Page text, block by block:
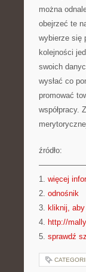
można
obejrzeć te
wybierze się
kolejności
swoich
wysłać co
promować
współpracy.
źródło:
1. więcej
2. odnośnik
3. kliknij,
4. http://
5. sprawdź